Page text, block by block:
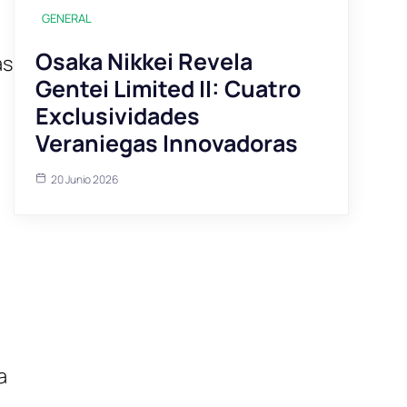
GENERAL
Osaka Nikkei Revela
Gentei Limited II: Cuatro
Exclusividades
Veraniegas Innovadoras
20 Junio 2026